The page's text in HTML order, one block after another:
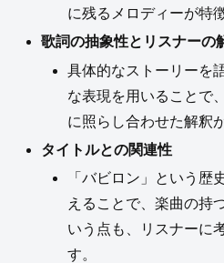
に残るメロディーが特
歌詞の抽象性とリスナーの
具体的なストーリーを
な表現を用いることで
に照らし合わせた解釈
タイトルとの関連性
「バビロン」という歴
えることで、楽曲の持
いう点も、リスナーに
す。